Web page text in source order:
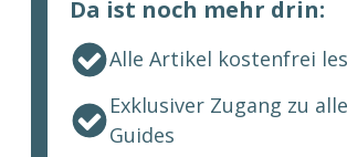
Da ist noch mehr drin:
Alle Artikel kostenfrei
Exklusiver Zugang zu
Guides